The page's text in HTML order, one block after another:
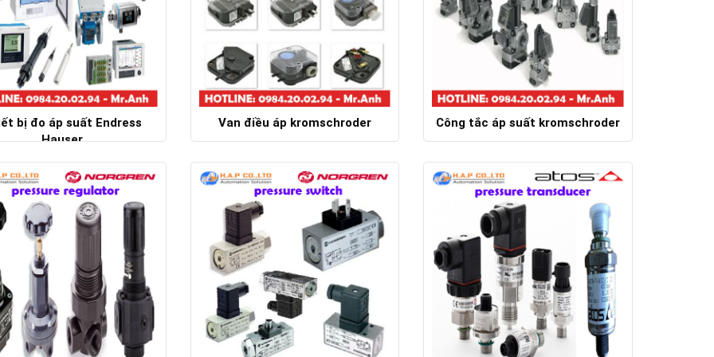
bị đo áp suất Endress
Hauser
Chi tiết
Van điều áp kromschroder
Chi tiết
Công tắc áp suất kromschroder
Chi tiết